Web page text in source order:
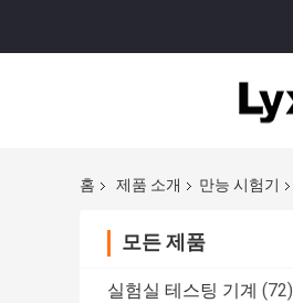
홈 제품 소개 만능 시험기
모든 제품
실험실 테스팅 기계 (72)